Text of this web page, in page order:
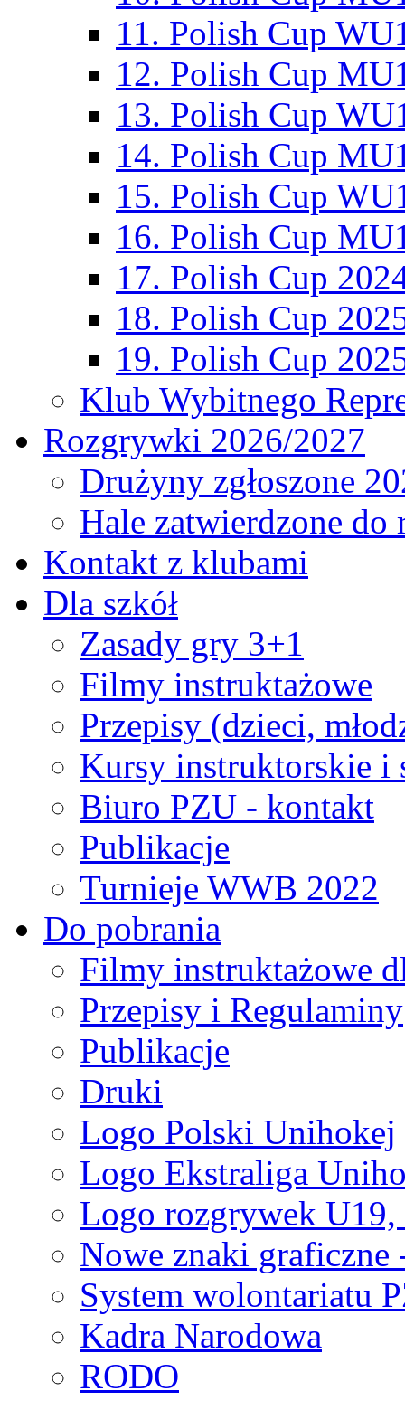
11. Polish Cup
12. Polish Cup
13. Polish Cup
14. Polish Cup
15. Polish Cup
16. Polish Cup
17. Polish Cup
18. Polish Cup
19. Polish Cup
Klub Wybitnego
Rozgrywki 2026/2027
Drużyny zgłoszone
Hale zatwierdzone
Kontakt z klubami
Dla szkół
Zasady gry 3+1
Filmy instruktażowe
Przepisy (dzieci,
Kursy instruktorskie i
Biuro PZU - kontakt
Publikacje
Turnieje WWB 2022
Do pobrania
Filmy instruktażowe
Przepisy i Regulaminy
Publikacje
Druki
Logo Polski Unihokej
Logo Ekstraliga
Logo rozgrywek
Nowe znaki graficzne
System wolontariatu
Kadra Narodowa
RODO